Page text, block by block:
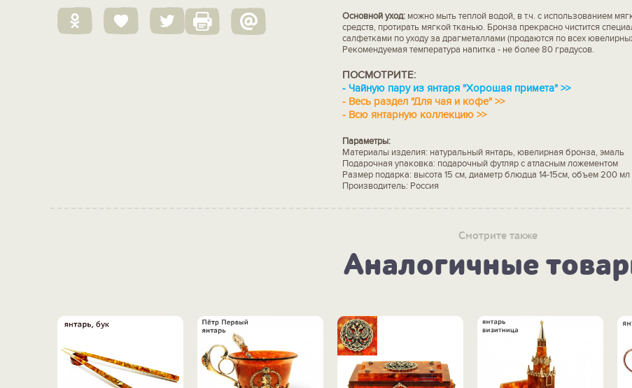
Основной уход:можно мыть теплой водой, в т.ч. с использованием
средств, протирать мягкой тканью. Бронза прекрасно чистится
салфетками по уходу за драгметаллами (продаются по всех
Рекомендуемая температура напитка - не более 80 градусов.
ПОСМОТРИТЕ:
- Чайную пару из янтаря "Хорошая примета" >>
- Весь раздел "Для чая и кофе" >>
- Всю янтарную коллекцию >>
Параметры:
Материалы изделия: натуральный янтарь, ювелирная бронза, эмаль
Подарочная упаковка: подарочный футляр с атласным ложементом
Размер подарка: высота 15 см, диаметр блюдца 14-15см, объем 200 мл
Производитель: Россия
Смотрите также
Аналогичные